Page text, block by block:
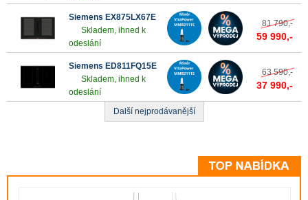
Siemens EX875LX67E
Skladem, ihned k
odeslání
81 790,-
59 990,-
Siemens ED811FQ15E
Skladem, ihned k
odeslání
63 590,-
37 990,-
Další nejprodávanější